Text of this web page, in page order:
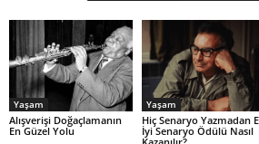
Yaşam
Alışverişi Doğaçlamanın
En Güzel Yolu
Yaşam
Hiç Senaryo Yazmadan
İyi Senaryo Ödülü Nasıl